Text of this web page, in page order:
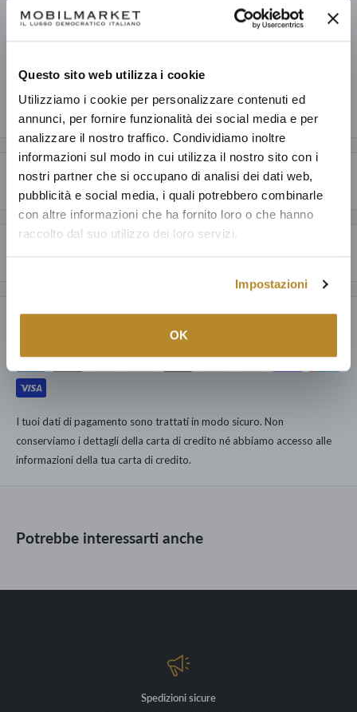
Questo sito web utilizza i cookie
Utilizziamo i cookie per personalizzare contenuti ed
annunci, per fornire funzionalità dei social media e per
analizzare il nostro traffico. Condividiamo inoltre
informazioni sul modo in cui utilizza il nostro sito con i
nostri partner che si occupano di analisi dei dati web,
pubblicità e social media, i quali potrebbero combinarle
con altre informazioni che ha fornito loro o che hanno
raccolto dal suo utilizzo dei loro servizi.
Impostazioni
OK
V.no
Condividi questo prodotto
Descrizione
CARATTERISTICHE GENERALI
SPECIFICHE TECNICHE
Dimensioni disponibili:
L 150 x H 76,5 x Pr 50,5 cm
Struttura in ferro con finitura Iron Gray
Materiale: Rovere con finitura Holand Naturale
Quattro ante
Perché acquistare da Mobilmarket
Articoli dal design esclusivo ad un prezzo accessibile: anche fino al
produzione mondiale; tutto con la garanzia di 15 anni.
dell'unica catena di Lusso Democratico Italiano.
167.000 clienti dal 1960 hanno arredato le loro case con noi.
I tuoi dati di pagamento sono trattati in modo sicuro. Non
conserviamo i dettagli della carta di credito né abbiamo accesso alle
informazioni della tua carta di credito.
Potrebbe interessarti anche
Spedizioni sicure